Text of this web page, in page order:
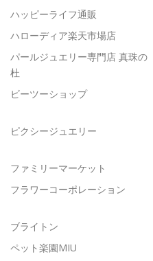
ハッピーライフ通販
ハローディア楽天市場店
パールジュエリー専門店 真珠の
杜
ビーツーショップ
ピクシージュエリー
ファミリーマーケット
フラワーコーポレーション
ブライトン
ペット楽園MIU